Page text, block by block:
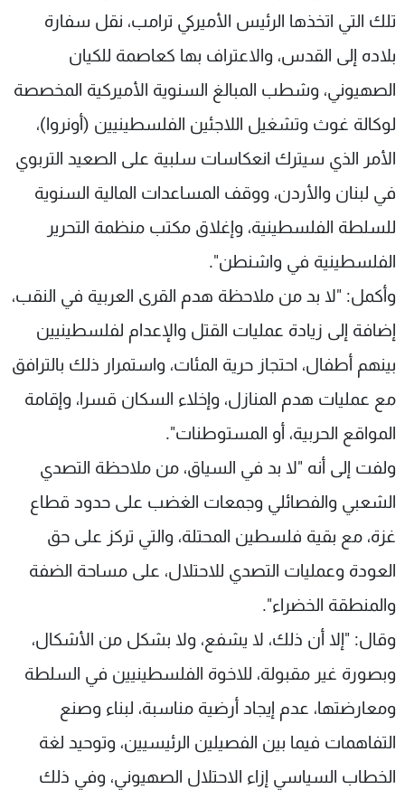
تلك التي اتخذها الرئيس الأميركي ترامب، نقل سفارة
بلاده إلى القدس، والاعتراف بها كعاصمة للكيان
الصهيوني، وشطب المبالغ السنوية الأميركية المخصصة
لوكالة غوث وتشغيل اللاجئين الفلسطينيين (أونروا)،
الأمر الذي سيترك انعكاسات سلبية على الصعيد التربوي
في لبنان والأردن، ووقف المساعدات المالية السنوية
للسلطة الفلسطينية، وإغلاق مكتب منظمة التحرير
الفلسطينية في واشنطن".
وأكمل: "لا بد من ملاحظة هدم القرى العربية في النقب،
إضافة إلى زيادة عمليات القتل والإعدام لفلسطينيين
بينهم أطفال، احتجاز حرية المئات، واستمرار ذلك بالترافق
مع عمليات هدم المنازل، وإخلاء السكان قسرا، وإقامة
المواقع الحربية، أو المستوطنات".
ولفت إلى أنه "لا بد في السياق، من ملاحظة التصدي
الشعبي والفصائلي وجمعات الغضب على حدود قطاع
غزة، مع بقية فلسطين المحتلة، والتي تركز على حق
العودة وعمليات التصدي للاحتلال، على مساحة الضفة
والمنطقة الخضراء".
وقال: "إلا أن ذلك، لا يشفع، ولا بشكل من الأشكال،
وبصورة غير مقبولة، للاخوة الفلسطينيين في السلطة
ومعارضتها، عدم إيجاد أرضية مناسبة، لبناء وصنع
التفاهمات فيما بين الفصيلين الرئيسيين، وتوحيد لغة
الخطاب السياسي إزاء الاحتلال الصهيوني، وفي ذلك